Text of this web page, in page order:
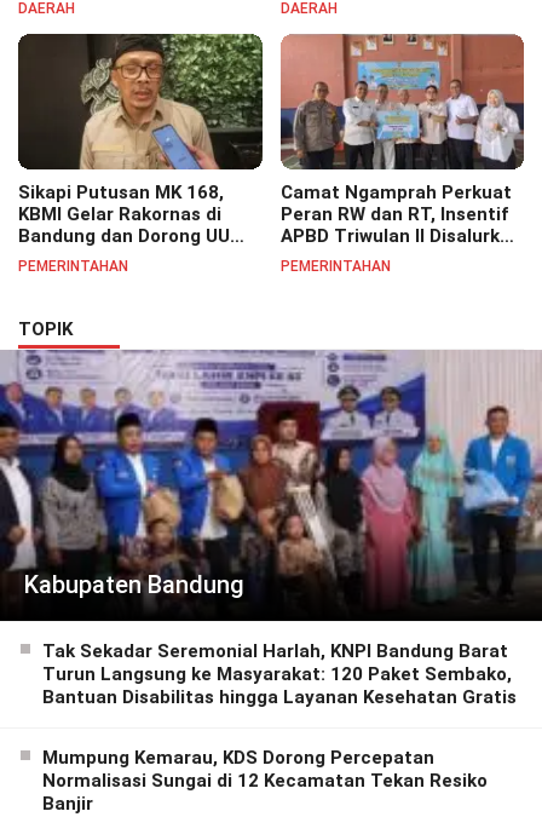
DAERAH DAERAH
Sikapi Putusan MK 168,
KBMI Gelar Rakornas di
Bandung dan Dorong UU
Perlindungan Pekerja
PEMERINTAHAN
Camat Ngamprah Perkuat
Peran RW dan RT, Insentif
APBD Triwulan II Disalurkan
untuk Tingkatkan
PEMERINTAHAN
TOPIK
Kabupaten Bandung
Tak Sekadar Seremonial Harlah, KNPI Bandung Barat
Turun Langsung ke Masyarakat: 120 Paket Sembako,
Bantuan Disabilitas hingga Layanan Kesehatan Gratis
Mumpung Kemarau, KDS Dorong Percepatan
Normalisasi Sungai di 12 Kecamatan Tekan Resiko
Banjir